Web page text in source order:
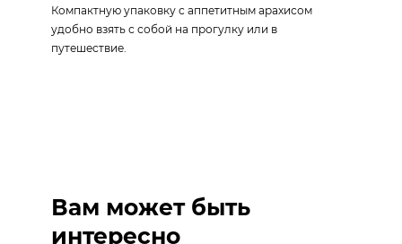
Компактную упаковку с аппетитным арахисом
удобно взять с собой на прогулку или в
путешествие.
Вам может быть
интересно